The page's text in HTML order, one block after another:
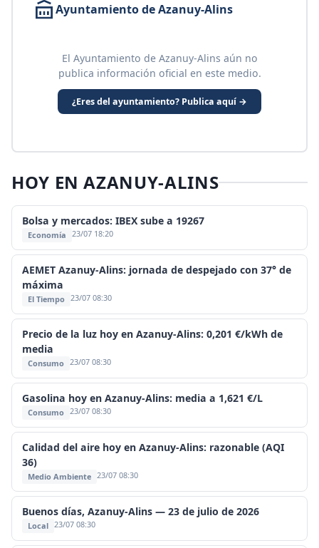
Ayuntamiento de Azanuy-Alins
El Ayuntamiento de Azanuy-Alins aún no
publica información oficial en este medio.
¿Eres del ayuntamiento? Publica aquí →
HOY EN AZANUY-ALINS
Bolsa y mercados: IBEX sube a 19267
Economía 23/07 18:20
AEMET Azanuy-Alins: jornada de despejado con 37° de
máxima
El Tiempo 23/07 08:30
Precio de la luz hoy en Azanuy-Alins: 0,201 €/kWh de
media
Consumo 23/07 08:30
Gasolina hoy en Azanuy-Alins: media a 1,621 €/L
Consumo 23/07 08:30
Calidad del aire hoy en Azanuy-Alins: razonable (AQI
36)
Medio Ambiente 23/07 08:30
Buenos días, Azanuy-Alins — 23 de julio de 2026
Local 23/07 08:30